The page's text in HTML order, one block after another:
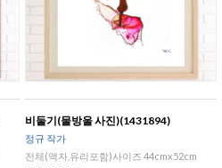
비둘기(물방울 사진)(1431894)
정규 작가
전체(액자,유리포함)사이즈 44cmx52cm